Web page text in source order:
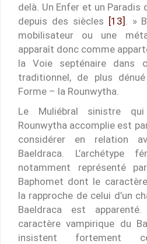
delà. Un Enfer et un Paradis
depuis des siècles [13]
. »
mobilisateur ou une
apparaît donc comme
la Voie septénaire dans
traditionnel, de plus
Forme – la Rounwytha.
Le Muliébral sinistre
Rounwytha accomplie est
considérer en relation
Baeldraca. L’archétype
notamment représenté
Baphomet dont le
la rapproche de celui d’un
Baeldraca est
caractère vampirique du
insistent fortement